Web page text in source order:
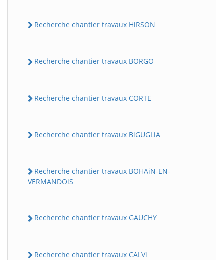
Recherche chantier travaux HiRSON
Recherche chantier travaux BORGO
Recherche chantier travaux CORTE
Recherche chantier travaux BiGUGLiA
Recherche chantier travaux BOHAiN-EN-
VERMANDOiS
Recherche chantier travaux GAUCHY
Recherche chantier travaux CALVi